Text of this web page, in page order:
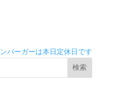
バーガーは本日定休日です
検索